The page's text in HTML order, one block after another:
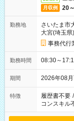
月収例 20
勤務地
さいたま市
大宮(埼玉
事務代行
勤務時間 08:30～
期間 2026年08
特徴 履歴書不要 /
コンスキル